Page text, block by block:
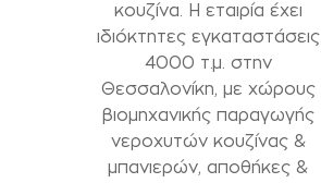
κουζίνα. Η εταιρία έχει
ιδιόκτητες εγκαταστάσεις
4000 τ.μ. στην
Θεσσαλονίκη, με χώρους
βιομηχανικής παραγωγής
νεροχυτών κουζίνας &
μπανιερών, αποθήκες &